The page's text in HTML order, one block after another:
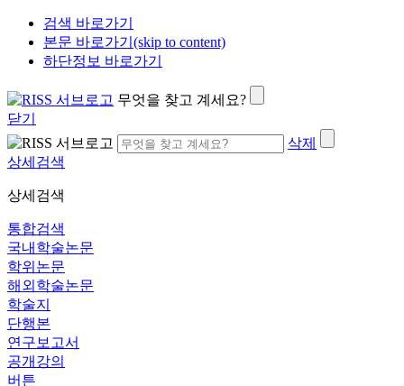
검색 바로가기
본문 바로가기(skip to content)
하단정보 바로가기
무엇을 찾고 계세요?
닫기
삭제
상세검색
상세검색
통합검색
국내학술논문
학위논문
해외학술논문
학술지
단행본
연구보고서
공개강의
버튼